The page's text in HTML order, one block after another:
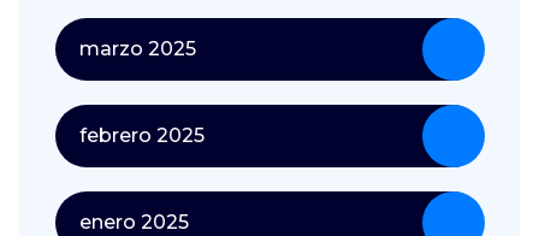
marzo 2025
febrero 2025
enero 2025